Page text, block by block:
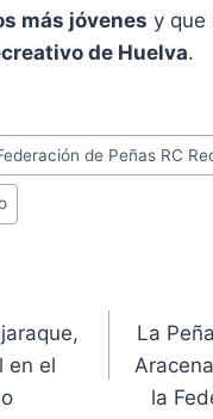
más jóvenes y que
de Huelva.
de Peñas RC
en el
La
la